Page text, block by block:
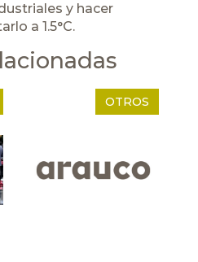
y hacer
a 1.5°C.
OTROS